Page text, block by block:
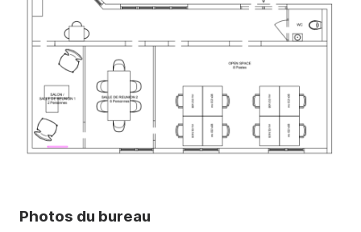
Photos du bureau